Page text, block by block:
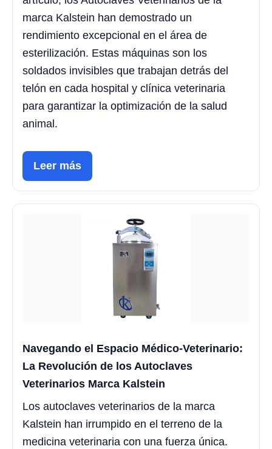
marca Kalstein han demostrado un
rendimiento excepcional en el área de
esterilización. Estas máquinas son los
soldados invisibles que trabajan detrás del
telón en cada hospital y clínica veterinaria
para garantizar la optimización de la salud
animal.
Leer más
Navegando el Espacio Médico-Veterinario:
La Revolución de los Autoclaves
Veterinarios Marca Kalstein
Los autoclaves veterinarios de la marca
Kalstein han irrumpido en el terreno de la
medicina veterinaria con una fuerza única.